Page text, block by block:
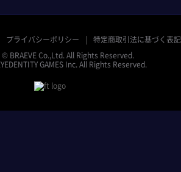
プライバシーポリシー 特定商取引法に基づく表記
BRAEVE Co.,Ltd. All Rights Reserved.
GAMES Inc. All Rights Reserved.